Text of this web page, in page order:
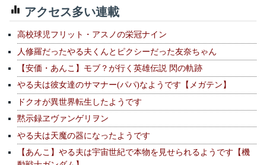
アクセス多い連載
高校球児フリット・アスノの栄冠ナイン
人修羅だったやる夫くんとピクシーだった友奈ちゃん
【安価・あんこ】モブ？が行く英雄伝説 閃の軌跡
やる夫は彼女達のサマナー(パパ)なようです【メガテン】
ドクオが異世界転生したようです
黙示録ヱヴァンゲリヲン
やる夫は天魔の器になったようです
【あんこ】やる夫は宇宙世紀で本物を見せられるようです【機